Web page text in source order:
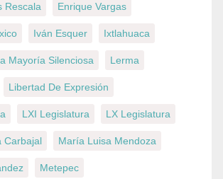
Rescala Enrique Vargas
Iván Esquer Ixtlahuaca
Mayoría Silenciosa Lerma
Libertad De Expresión
LXI Legislatura LX Legislatura
Carbajal María Luisa Mendoza
Metepec